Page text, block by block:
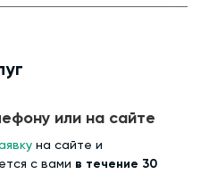
или на сайте
на сайте и
с вами в течение 30